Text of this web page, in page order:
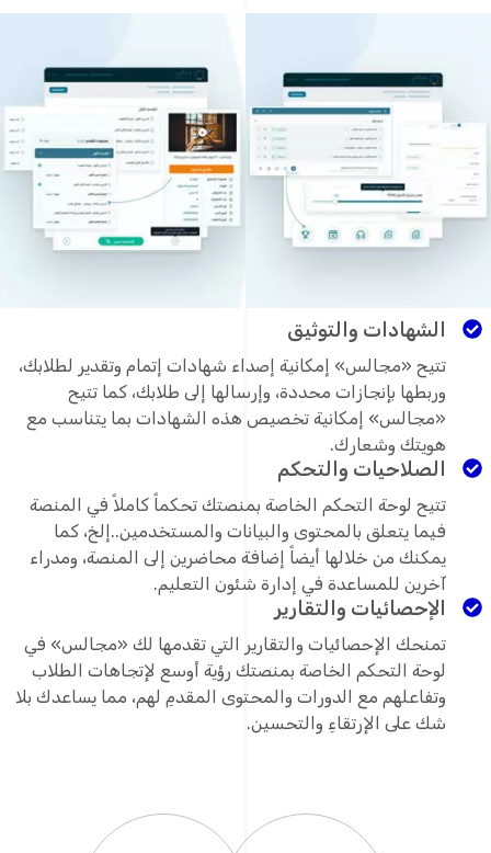
الشهادات والتوثيق
تتيح «مجالس» إمكانية إصداء شهادات إتمام وتقدير لطلابك،
وربطها بإنجازات محددة، وإرسالها إلى طلابك، كما تتيح
«مجالس» إمكانية تخصيص هذه الشهادات بما يتناسب مع
هويتك وشعارك.
الصلاحيات والتحكم
تتيح لوحة التحكم الخاصة بمنصتك تحكماً كاملاً في المنصة
فيما يتعلق بالمحتوى والبيانات والمستخدمين..إلخ، كما
يمكنك من خلالها أيضاً إضافة محاضرين إلى المنصة، ومدراء
آخرين للمساعدة في إدارة شئون التعليم.
الإحصائيات والتقارير
تمنحك الإحصائيات والتقارير التي تقدمها لك «مجالس» في
لوحة التحكم الخاصة بمنصتك رؤية أوسع لإتجاهات الطلاب
وتفاعلهم مع الدورات والمحتوى المقدمِ لهم، مما يساعدك بلا
شك على الإرتقاءِ والتحسين.